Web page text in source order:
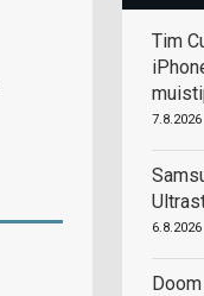
Tim
7.8.2026
6.8.2026